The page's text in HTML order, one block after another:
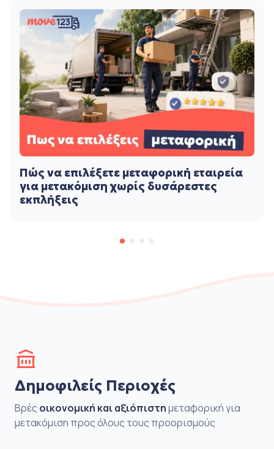
Πώς να επιλέξετε μεταφορική εταιρεία
για μετακόμιση χωρίς δυσάρεστες
εκπλήξεις
Δημοφιλείς Περιοχές
Βρές οικονομική και αξιόπιστημεταφορική για
μετακόμιση προς όλους τους προορισμούς